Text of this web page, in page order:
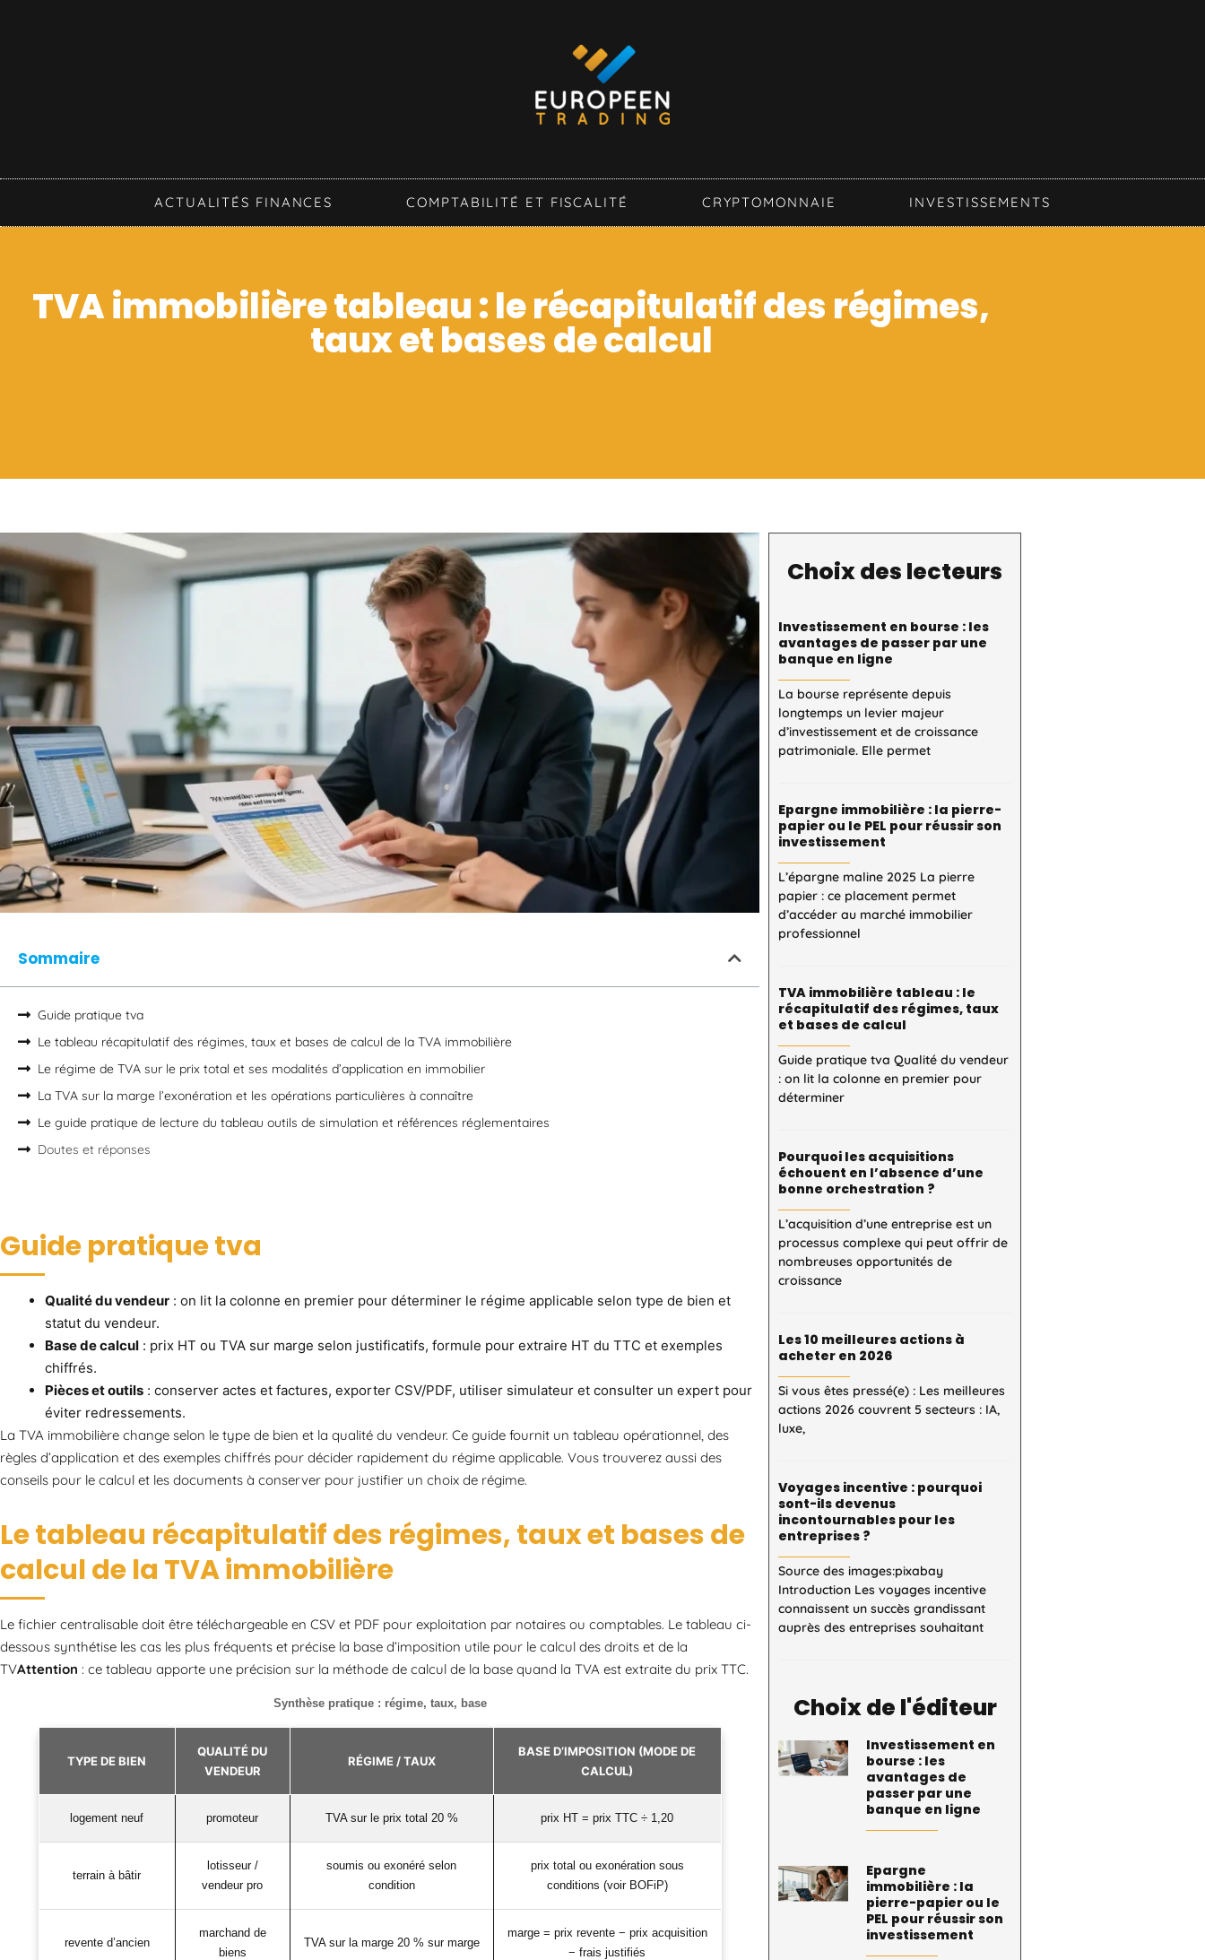
ACTUALITÉS FINANCES COMPTABILITÉ ET FISCALITÉ CRYPTOMONNAIE INVESTISSEMENTS
TVA immobilière tableau : le récapitulatif des régimes,
taux et bases de calcul
Sommaire
Guide pratique tva
Le tableau récapitulatif des régimes, taux et bases de calcul de la TVA immobilière
Le régime de TVA sur le prix total et ses modalités d’application en immobilier
La TVA sur la marge l’exonération et les opérations particulières à connaître
Le guide pratique de lecture du tableau outils de simulation et références réglementaires
Doutes et réponses
Guide pratique tva
Qualité du vendeur : on lit la colonne en premier pour déterminer le régime applicable selon type de bien et
statut du vendeur.
Base de calcul : prix HT ou TVA sur marge selon justificatifs, formule pour extraire HT du TTC et exemples
chiffrés.
Pièces et outils : conserver actes et factures, exporter CSV/PDF, utiliser simulateur et consulter un expert pour
éviter redressements.
La TVA immobilière change selon le type de bien et la qualité du vendeur. Ce guide fournit un tableau opérationnel, des
règles d’application et des exemples chiffrés pour décider rapidement du régime applicable. Vous trouverez aussi des
conseils pour le calcul et les documents à conserver pour justifier un choix de régime.
Le tableau récapitulatif des régimes, taux et bases de
calcul de la TVA immobilière
Le fichier centralisable doit être téléchargeable en CSV et PDF pour exploitation par notaires ou comptables. Le tableau ci-
dessous synthétise les cas les plus fréquents et précise la base d’imposition utile pour le calcul des droits et de la
TVAttention : ce tableau apporte une précision sur la méthode de calcul de la base quand la TVA est extraite du prix TTC.
Synthèse pratique : régime, taux, base
TYPE DE BIEN
QUALITÉ DU
VENDEUR
RÉGIME / TAUX
BASE D’IMPOSITION (MODE DE
CALCUL)
logement neuf promoteur TVA sur le prix total 20 % prix HT = prix TTC ÷ 1,20
terrain à bâtir
lotisseur /
vendeur pro
soumis ou exonéré selon
condition
prix total ou exonération sous
conditions (voir BOFiP)
revente d’ancien
marchand de
biens
TVA sur la marge 20 % sur marge
marge = prix revente − prix acquisition
− frais justifiés
Choix des lecteurs
Investissement en bourse : les
avantages de passer par une
banque en ligne
La bourse représente depuis
longtemps un levier majeur
d’investissement et de croissance
patrimoniale. Elle permet
Epargne immobilière : la pierre-
papier ou le PEL pour réussir son
investissement
L’épargne maline 2025 La pierre
papier : ce placement permet
d’accéder au marché immobilier
professionnel
TVA immobilière tableau : le
récapitulatif des régimes, taux
et bases de calcul
Guide pratique tva Qualité du vendeur
: on lit la colonne en premier pour
déterminer
Pourquoi les acquisitions
échouent en l’absence d’une
bonne orchestration ?
L’acquisition d’une entreprise est un
processus complexe qui peut offrir de
nombreuses opportunités de
croissance
Les 10 meilleures actions à
acheter en 2026
Si vous êtes pressé(e) : Les meilleures
actions 2026 couvrent 5 secteurs : IA,
luxe,
Voyages incentive : pourquoi
sont-ils devenus
incontournables pour les
entreprises ?
Source des images:pixabay
Introduction Les voyages incentive
connaissent un succès grandissant
auprès des entreprises souhaitant
Choix de l'éditeur
Investissement en
bourse : les
avantages de
passer par une
banque en ligne
Epargne
immobilière : la
pierre-papier ou le
PEL pour réussir son
investissement